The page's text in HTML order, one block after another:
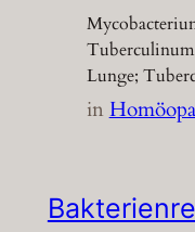
Lunge;
in